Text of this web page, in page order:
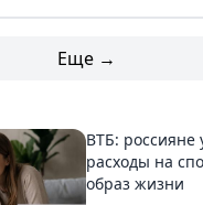
Еще →
ВТБ: россияне
расходы на
образ жизни